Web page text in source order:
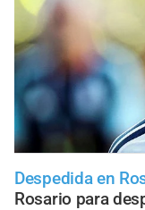
Despedida en
Rosario para